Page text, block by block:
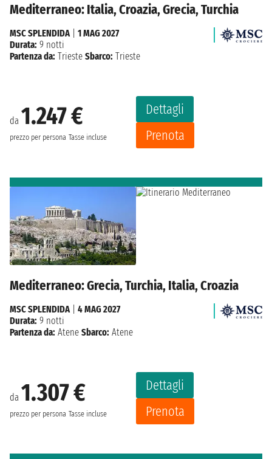
Mediterraneo: Italia, Croazia, Grecia, Turchia
da 1.247 €
prezzo per persona Tasse incluse
Dettagli
Prenota
MSC SPLENDIDA
1 MAG 2027
Durata: 9 notti
Partenza da: Trieste Sbarco: Trieste
Mediterraneo: Grecia, Turchia, Italia, Croazia
da 1.307 €
prezzo per persona Tasse incluse
Dettagli
Prenota
MSC SPLENDIDA| 4 MAG 2027
Durata: 9 notti
Partenza da: Atene Sbarco: Atene